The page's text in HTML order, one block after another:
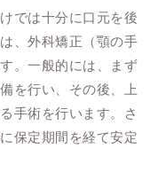
では十分に口元を後
、外科矯正（顎の手
。一般的には、まず
を行い、その後、上
手術を行います。さ
保定期間を経て安定